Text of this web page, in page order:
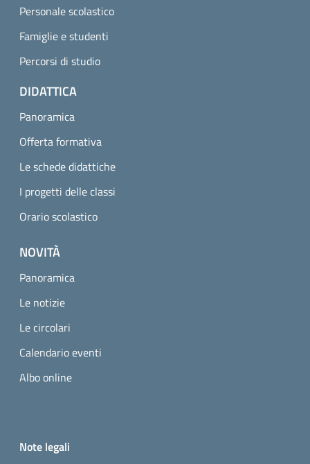
Personale scolastico
Famiglie e studenti
Percorsi di studio
DIDATTICA
Panoramica
Offerta formativa
Le schede didattiche
I progetti delle classi
Orario scolastico
NOVITÀ
Panoramica
Le notizie
Le circolari
Calendario eventi
Albo online
Small prints
Note legali